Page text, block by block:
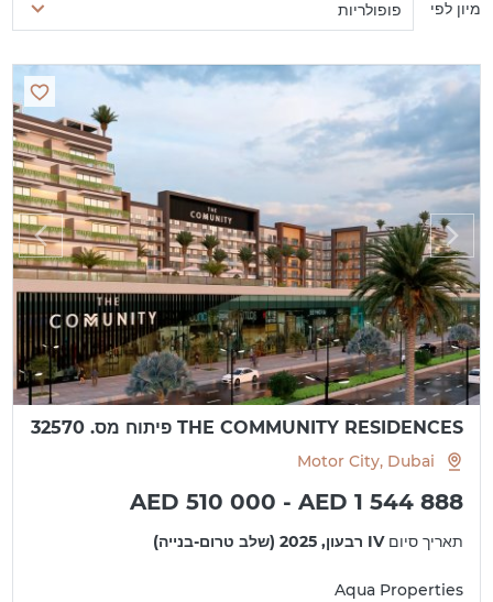
מיון לפי פופולריות
THE COMMUNITY RESIDENCES פיתוח מס. 32570
Motor City, Dubai
AED 510 000 - AED 1 544 888
תאריך סיוםIV רבעון, 2025 (שלב טרום-בנייה)
Aqua Properties